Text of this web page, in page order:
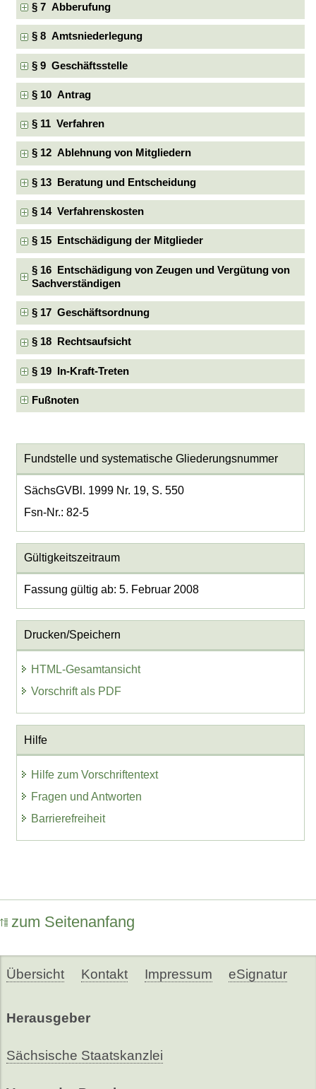
§ 7 Abberufung
§ 8 Amtsniederlegung
§ 9 Geschäftsstelle
§ 10 Antrag
§ 11 Verfahren
§ 12 Ablehnung von Mitgliedern
§ 13 Beratung und Entscheidung
§ 14 Verfahrenskosten
§ 15 Entschädigung der Mitglieder
§ 16 Entschädigung von Zeugen und Vergütung von
Sachverständigen
§ 17 Geschäftsordnung
§ 18 Rechtsaufsicht
§ 19 In-Kraft-Treten
Fußnoten
Fundstelle und systematische Gliederungsnummer
SächsGVBl. 1999 Nr. 19, S. 550
Fsn-Nr.: 82-5
Gültigkeitszeitraum
Fassung gültig ab: 5. Februar 2008
Drucken/Speichern
HTML-Gesamtansicht
Vorschrift als PDF
Hilfe
Hilfe zum Vorschriftentext
Fragen und Antworten
Barrierefreiheit
zum Seitenanfang
Übersicht Kontakt Impressum eSignatur
Herausgeber
Sächsische Staatskanzlei